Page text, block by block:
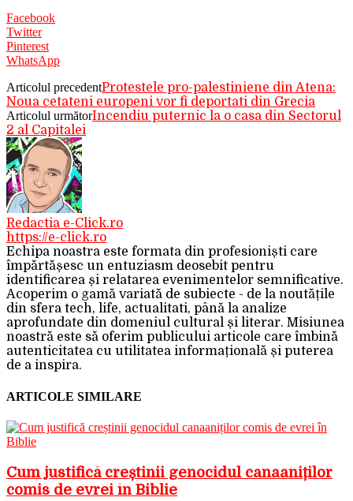
Facebook
Twitter
Pinterest
WhatsApp
Articolul precedentProtestele pro-palestiniene din Atena:
Noua cetateni europeni vor fi deportati din Grecia
Articolul următorIncendiu puternic la o casa din Sectorul
2 al Capitalei
Redactia e-Click.ro
https://e-click.ro
Echipa noastra este formata din profesioniști care
împărtășesc un entuziasm deosebit pentru
identificarea și relatarea evenimentelor semnificative.
Acoperim o gamă variată de subiecte - de la noutățile
din sfera tech, life, actualitati, până la analize
aprofundate din domeniul cultural și literar. Misiunea
noastră este să oferim publicului articole care îmbină
autenticitatea cu utilitatea informațională și puterea
de a inspira.
ARTICOLE SIMILARE
Cum justifică creștinii genocidul canaaniților
comis de evrei în Biblie